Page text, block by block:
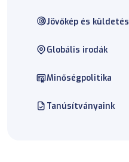
Jövőkép és küldetés
Globális irodák
Minőségpolitika
Tanúsítványaink